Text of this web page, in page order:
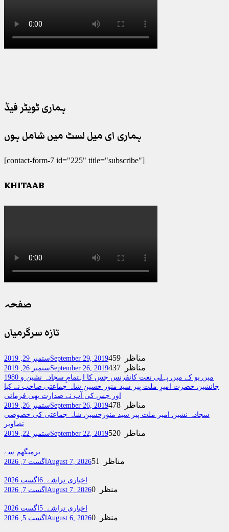
ہماری ٹویٹر فیڈ
ہماری ای میل لسٹ میں شامل ہوں
[contact-form-7 id="225" title="subscribe"]
KHITAAB
صفحہ
تازہ سرگرمیاں
ستمبر 29, 2019September 29, 2019 459 مناظر
ستمبر 26, 2019September 26, 2019 437 مناظر
1980 میں یو کے میں پہلی نعت کانفرنس جس کا اہتمامِ سجادہ نشین و
جانشین حضرت امیرِ ملت پیر سید منور حسین شاہ جماعتی صاحب نے کیا
اور جس کی آپ نے صدارت بھی فرمائی
ستمبر 26, 2019September 26, 2019 478 مناظر
سجادہ نشین امیر ملت پیر سید منورحسین شاہ جماعتی کی خصوصی
تصاویر
ستمبر 22, 2019September 22, 2019 520 مناظر
برمنگھم سے
اگست 7, 2026 August 7, 2026 51 مناظر
اخباری تراشے۔6اگست 2026
اگست 7, 2026 August 7, 2026 0 منظر
اخباری تراشے۔5اگست 2026
اگست 5, 2026 August 6, 2026 0 منظر